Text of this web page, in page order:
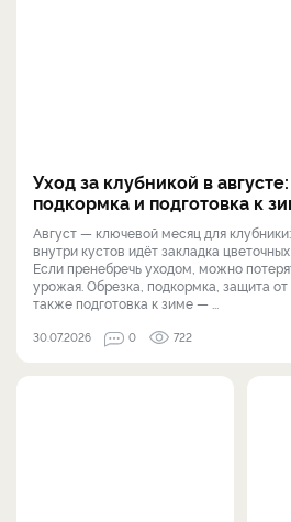
Уход за клубникой в
подкормка и подготовка к
Август — ключевой месяц для
внутри кустов идёт закладка
Если пренебречь уходом, можно
урожая. Обрезка, подкормка, защита
также подготовка к зиме — ...
30.07.2026 0 722